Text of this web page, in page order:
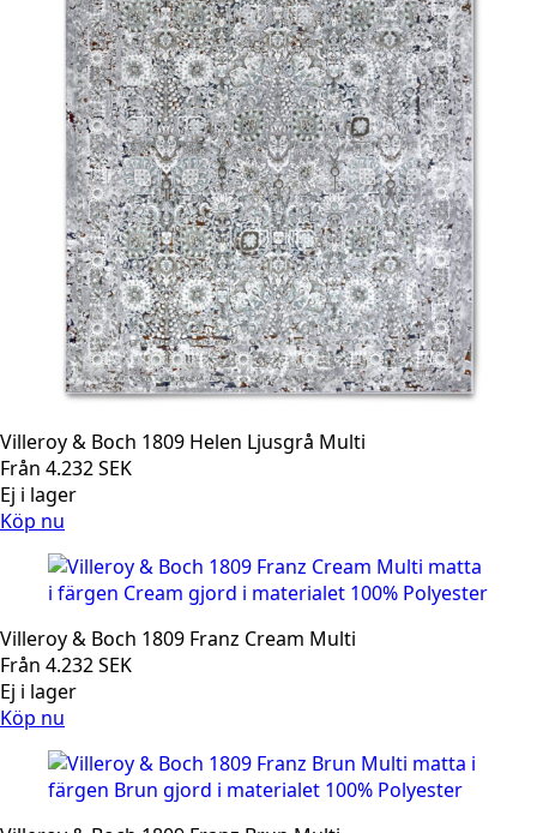
Villeroy & Boch 1809 Helen Ljusgrå Multi
Från 4.232SEK
Ej i lager
Köp nu
Villeroy & Boch 1809 Franz Cream Multi
Från 4.232SEK
Ej i lager
Köp nu